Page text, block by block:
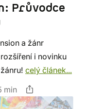
Průvodce
a žánr
i novinku
celý článek...
min